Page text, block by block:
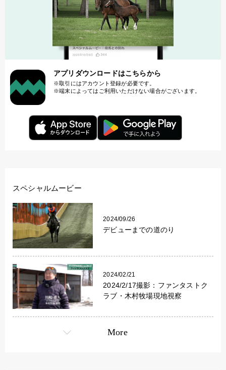
アプリダウンロードはこちらから
取引にはアカウント登録が必要です。
端末によってはご利用いただけない場合がございます。
スペシャルムービー
2024/09/26
デビューまでの道のり
2024/02/21
2024/2/17撮影：ファンタストク
ラブ・木村牧場現地視察
More